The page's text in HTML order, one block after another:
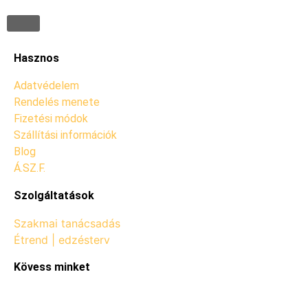
Hasznos
Adatvédelem
Rendelés menete
Fizetési módok
Szállítási információk
Blog
Á.SZ.F.
Szolgáltatások
Szakmai tanácsadás
Étrend | edzésterv
Kövess minket